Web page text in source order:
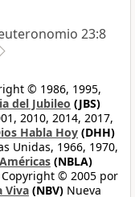
23:8
© 1986, 1995,
del Jubileo (JBS)
2010, 2014, 2017,
Habla Hoy (DHH)
Unidas, 1966, 1970,
(NBLA)
© 2005 por
Viva (NBV) Nueva